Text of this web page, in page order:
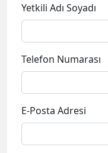
Yetkili Adı Soyadı
Telefon Numarası
E-Posta Adresi